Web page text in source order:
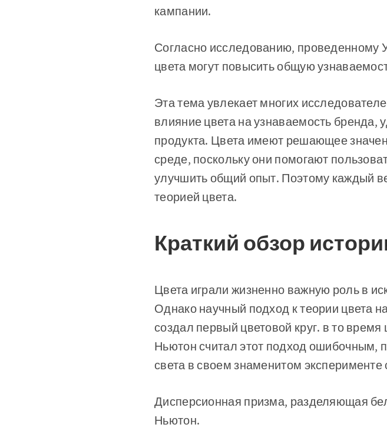
кампании.
Согласно исследованию,
цвета могут повысить общую
Эта тема увлекает многих
влияние цвета на узнаваемость бренда,
продукта. Цвета имеют решающее
среде, поскольку они помогают
улучшить общий опыт. Поэтому каждый
теорией цвета.
Краткий обзор
Цвета играли жизненно важную роль в
Однако научный подход к теории цвета
создал первый цветовой круг. в то
Ньютон считал этот подход ошибочным,
света в своем знаменитом эксперименте
Дисперсионная призма, разделяющая
Ньютон.